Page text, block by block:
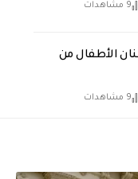
9 مشاهدات
الأطفال من
9 مشاهدات